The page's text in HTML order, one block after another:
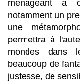
ménageant à
notamment un
une
permettra à
mondes dans
beaucoup de
justesse, de